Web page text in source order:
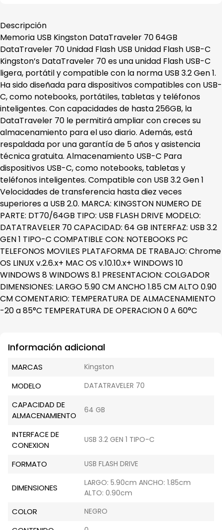
Descripción
Memoria USB Kingston DataTraveler 70 64GB
DataTraveler 70 Unidad Flash USB Unidad Flash USB-C
Kingston’s DataTraveler 70 es una unidad Flash USB-C
ligera, portátil y compatible con la norma USB 3.2 Gen 1.
Ha sido diseñada para dispositivos compatibles con USB-
C, como notebooks, portátiles, tabletas y teléfonos
inteligentes. Con capacidades de hasta 256GB, la
DataTraveler 70 le permitirá ampliar con creces su
almacenamiento para el uso diario. Además, está
respaldada por una garantía de 5 años y asistencia
técnica gratuita. Almacenamiento USB-C Para
dispositivos USB-C, como notebooks, tabletas y
teléfonos inteligentes. Compatible con USB 3.2 Gen 1
Velocidades de transferencia hasta diez veces
superiores a USB 2.0. MARCA: KINGSTON NUMERO DE
PARTE: DT70/64GB TIPO: USB FLASH DRIVE MODELO:
DATATRAVELER 70 CAPACIDAD: 64 GB INTERFAZ: USB 3.2
GEN 1 TIPO-C COMPATIBLE CON: NOTEBOOKS PC
TELEFONOS MOVILES PLATAFORMA DE TRABAJO: Chrome
OS LINUX v.2.6.x+ MAC OS v.10.10.x+ WINDOWS 10
WINDOWS 8 WINDOWS 8.1 PRESENTACION: COLGADOR
DIMENSIONES: LARGO 5.90 CM ANCHO 1.85 CM ALTO 0.90
CM COMENTARIO: TEMPERATURA DE ALMACENAMIENTO
-20 a 85°C TEMPERATURA DE OPERACION 0 A 60°C
Información adicional
MARCAS Kingston
MODELO DATATRAVELER 70
CAPACIDAD DE
ALMACENAMIENTO
64 GB
INTERFACE DE
CONEXION
USB 3.2 GEN 1 TIPO-C
FORMATO USB FLASH DRIVE
DIMENSIONES
LARGO: 5.90cm ANCHO: 1.85cm
ALTO: 0.90cm
COLOR NEGRO